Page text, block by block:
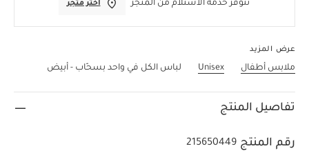
تتوفر خدمة الاستلام من المتجر اختر متجر
عرض المزيد
ملابس أطفال Unisex لباس الكل في واحد بسحّاب - أبيض
تفاصيل المنتج
رقم المنتج 215650449